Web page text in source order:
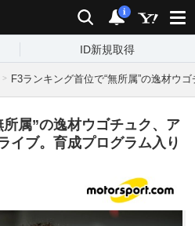
検索 通知
i
ID新規取得
F3ランキング首位で“無所属”の逸材ウ
属”の逸材ウゴチュク、ア
イブ。育成プログラム入り